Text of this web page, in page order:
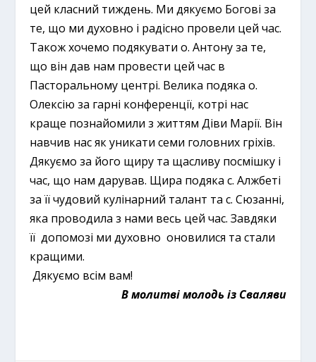
цей класний тиждень. Ми дякуємо Богові за
те, що ми духовно і радісно провели цей час.
Також хочемо подякувати о. Антону за те,
що він дав нам провести цей час в
Пасторальному центрі. Велика подяка о.
Олексію за гарні конференції, котрі нас
краще познайомили з життям Діви Марії. Він
навчив нас як уникати семи головних гріхів.
Дякуємо за його щиру та щасливу посмішку і
час, що нам дарував. Щира подяка с. Алжбеті
за її чудовий кулінарний талант та с. Сюзанні,
яка проводила з нами весь цей час. Завдяки
її допомозі ми духовно оновилися та стали
кращими.
Дякуємо всім вам!
В молитві молодь із Сваляви